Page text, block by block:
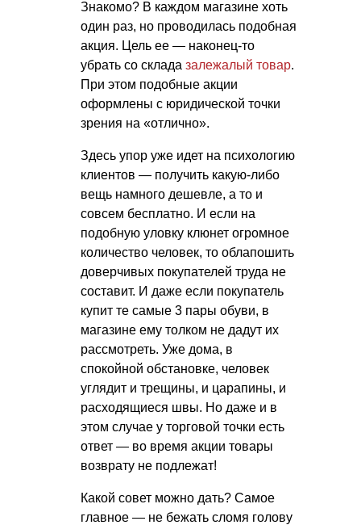
Знакомо? В каждом магазине хоть
один раз, но проводилась подобная
акция. Цель ее — наконец-то
убрать со склада залежалый товар.
При этом подобные акции
оформлены с юридической точки
зрения на «отлично».
Здесь упор уже идет на психологию
клиентов — получить какую-либо
вещь намного дешевле, а то и
совсем бесплатно. И если на
подобную уловку клюнет огромное
количество человек, то облапошить
доверчивых покупателей труда не
составит. И даже если покупатель
купит те самые 3 пары обуви, в
магазине ему толком не дадут их
рассмотреть. Уже дома, в
спокойной обстановке, человек
углядит и трещины, и царапины, и
расходящиеся швы. Но даже и в
этом случае у торговой точки есть
ответ — во время акции товары
возврату не подлежат!
Какой совет можно дать? Самое
главное — не бежать сломя голову